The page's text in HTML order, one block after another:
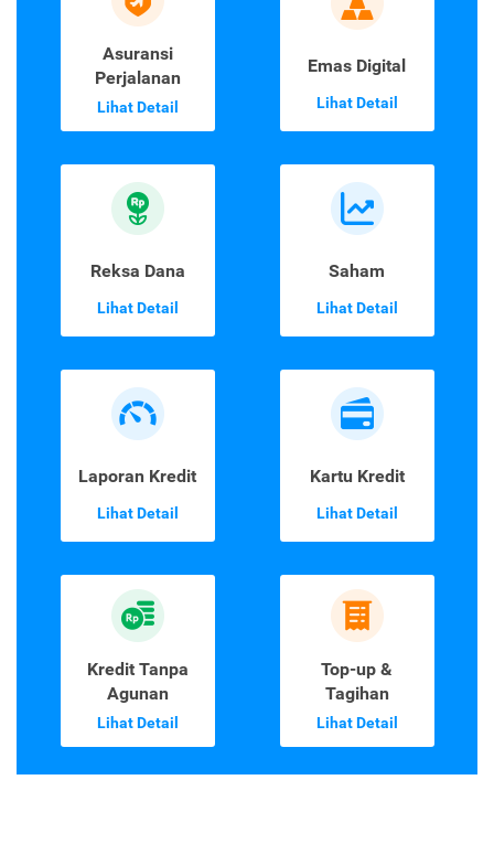
Asuransi
Perjalanan
Lihat Detail
Emas Digital
Lihat Detail
Reksa Dana
Lihat Detail
Saham
Lihat Detail
Laporan Kredit
Lihat Detail
Kartu Kredit
Lihat Detail
Kredit Tanpa
Agunan
Lihat Detail
Top-up &
Tagihan
Lihat Detail